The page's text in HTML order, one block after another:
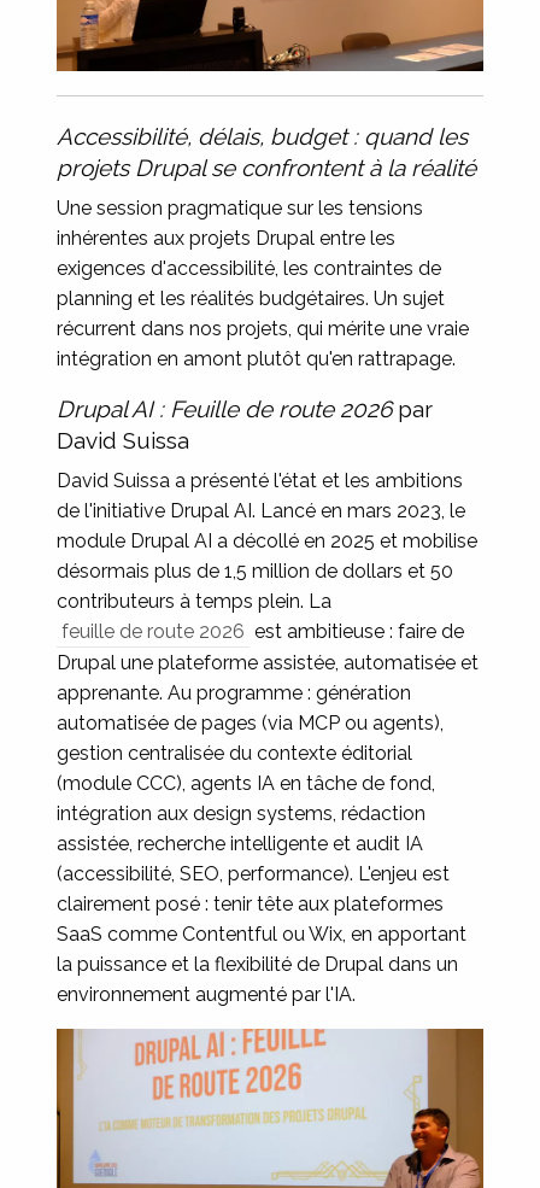
Accessibilité, délais, budget : quand les
projets Drupal se confrontent à la réalité
Une session pragmatique sur les tensions
inhérentes aux projets Drupal entre les
exigences d'accessibilité, les contraintes de
planning et les réalités budgétaires. Un sujet
récurrent dans nos projets, qui mérite une vraie
intégration en amont plutôt qu'en rattrapage.
Drupal AI : Feuille de route 2026par
David Suissa
David Suissa a présenté l'état et les ambitions
de l'initiative Drupal AI. Lancé en mars 2023, le
module Drupal AI a décollé en 2025 et mobilise
désormais plus de 1,5 million de dollars et 50
contributeurs à temps plein. La
feuille de route 2026 est ambitieuse : faire de
Drupal une plateforme assistée, automatisée et
apprenante. Au programme : génération
automatisée de pages (via MCP ou agents),
gestion centralisée du contexte éditorial
(module CCC), agents IA en tâche de fond,
intégration aux design systems, rédaction
assistée, recherche intelligente et audit IA
(accessibilité, SEO, performance). L'enjeu est
clairement posé : tenir tête aux plateformes
SaaS comme Contentful ou Wix, en apportant
la puissance et la flexibilité de Drupal dans un
environnement augmenté par l'IA.